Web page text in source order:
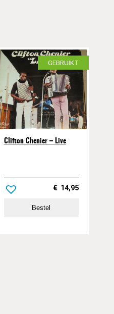
GEBRUIKT
Clifton Chenier – Live
€ 14,95
Bestel